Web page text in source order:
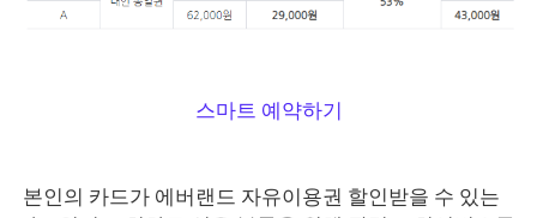
스마트 예약하기
본인의 카드가 에버랜드 자유이용권 할인받을 수 있는